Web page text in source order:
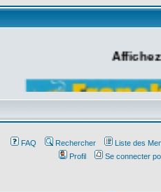
FAQ Rechercher
Liste des
Profil
Se connecter